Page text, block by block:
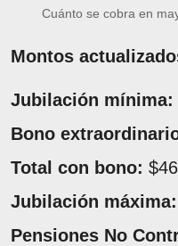
Cuánto se cobra en
Montos
Jubilación mínima:
Bono
Total con bono:
Jubilación máxima:
Pensiones No